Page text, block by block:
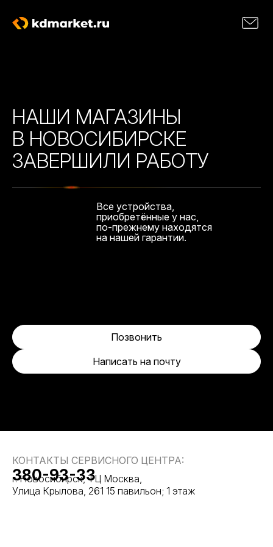
НАШИ МАГАЗИНЫ
В НОВОСИБИРСКЕ
ЗАВЕРШИЛИ РАБОТУ
Все устройства,
приобретённые у нас,
по-прежнему находятся
на нашей гарантии.
Написать на почту
Позвонить
КОНТАКТЫ СЕРВИСНОГО ЦЕНТРА:
г. Новосибирск, ТЦ Москва,
Улица Крылова, 261 15 павильон; 1 этаж
380-93-33